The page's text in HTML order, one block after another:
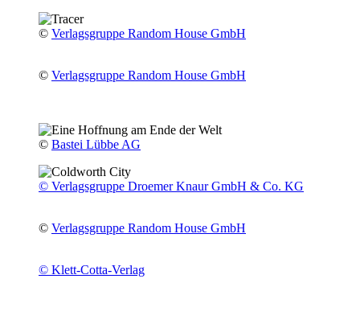
© Verlagsgruppe Random House GmbH
© Verlagsgruppe Random House GmbH
© Bastei Lübbe AG
© Verlagsgruppe Droemer Knaur GmbH & Co. KG
© Verlagsgruppe Random House GmbH
© Klett-Cotta-Verlag